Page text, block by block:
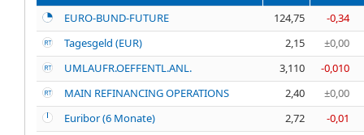
EURO-BUND-FUTURE
124,75
-0,34
Tagesgeld (EUR)
2,15
±0,00
UMLAUFR.OEFFENTL.ANL.
3,110
-0,010
MAIN REFINANCING OPERATIONS
2,40
±0,00
Euribor (6 Monate)
2,72
-0,01